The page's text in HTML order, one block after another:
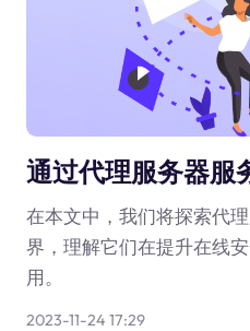
通过代理服务器服
在本文中，我们将探索代
界，理解它们在提升在线
用。
2023-11-24 17:29